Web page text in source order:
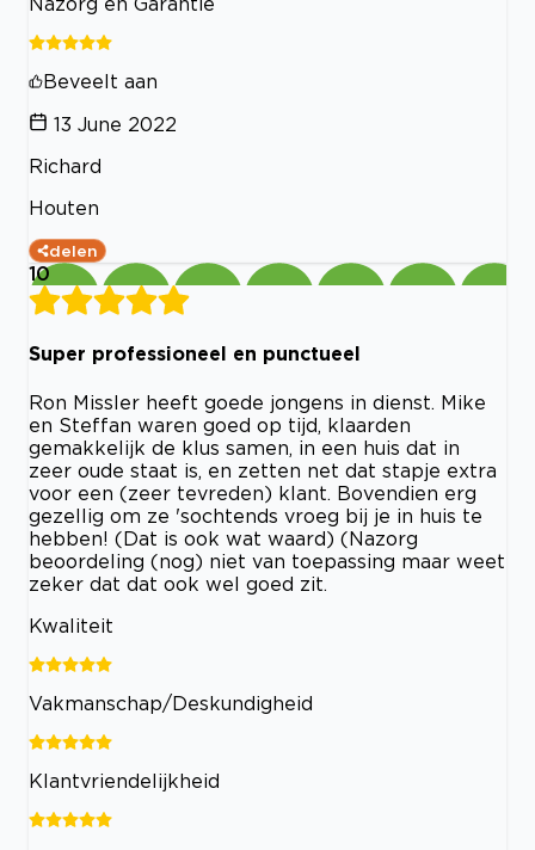
Beveelt aan
13 June 2022
Richard
Houten
delen
10
Super professioneel en punctueel
Ron Missler heeft goede jongens in dienst. Mike
en Steffan waren goed op tijd, klaarden
gemakkelijk de klus samen, in een huis dat in
zeer oude staat is, en zetten net dat stapje extra
voor een (zeer tevreden) klant. Bovendien erg
gezellig om ze 'sochtends vroeg bij je in huis te
hebben! (Dat is ook wat waard) (Nazorg
beoordeling (nog) niet van toepassing maar weet
zeker dat dat ook wel goed zit.
Kwaliteit
Vakmanschap/Deskundigheid
Klantvriendelijkheid